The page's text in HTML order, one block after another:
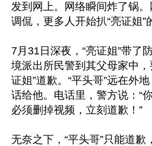
发到网上。网络瞬间炸了锅
调侃，更多人开始扒“亮证姐”
7月31日深夜，“亮证姐”带了
境派出所民警到其父母家中
证姐”道歉。“平头哥”远在外
话给他。电话里，警方说：“
必须删掉视频，立刻道歉！”
无奈之下，“平头哥”只能道歉